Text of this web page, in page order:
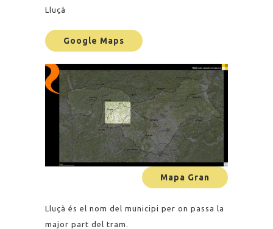
Lluçà
Google Maps
Mapa Gran
Lluçà és el nom del municipi per on passa la
major part del tram.